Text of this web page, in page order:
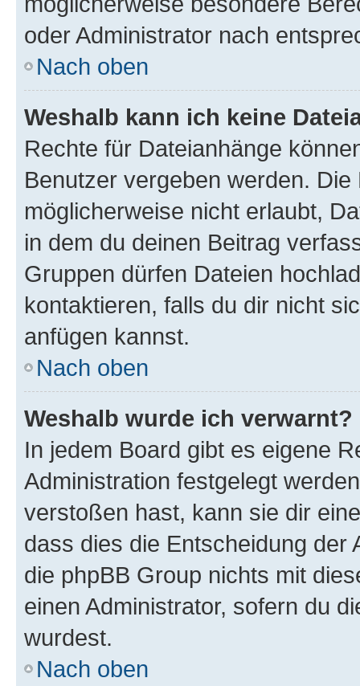
oder Administrator nach
Nach oben
Weshalb kann ich keine
Rechte für Dateianhänge
Benutzer vergeben werden.
möglicherweise nicht erlaubt,
in dem du deinen Beitrag
Gruppen dürfen Dateien
kontaktieren, falls du dir nicht
anfügen kannst.
Nach oben
Weshalb wurde ich verwarnt?
In jedem Board gibt es eigene
Administration festgelegt
verstoßen hast, kann sie dir
dass dies die Entscheidung der
die phpBB Group nichts mit
einen Administrator, sofern du
wurdest.
Nach oben